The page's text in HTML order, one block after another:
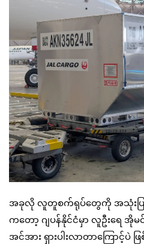
အခုလို လူတူစက်ရုပ်တွေကို အသုံးပြု
ကတော့ ဂျပန်နိုင်ငံမှာ လူဦးရေ အိုမင်
အင်အား ရှားပါးလာတာကြောင့်ပဲ ဖ